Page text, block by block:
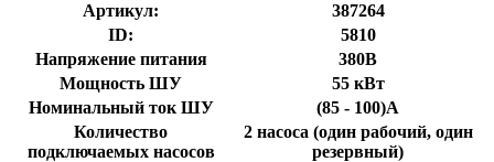
Артикул:
387264
ID:
5810
Напряжение питания
380В
Мощность ШУ
55 кВт
Номинальный ток ШУ
(85 - 100)А
Количество
подключаемых насосов
2 насоса (один рабочий, один
резервный)